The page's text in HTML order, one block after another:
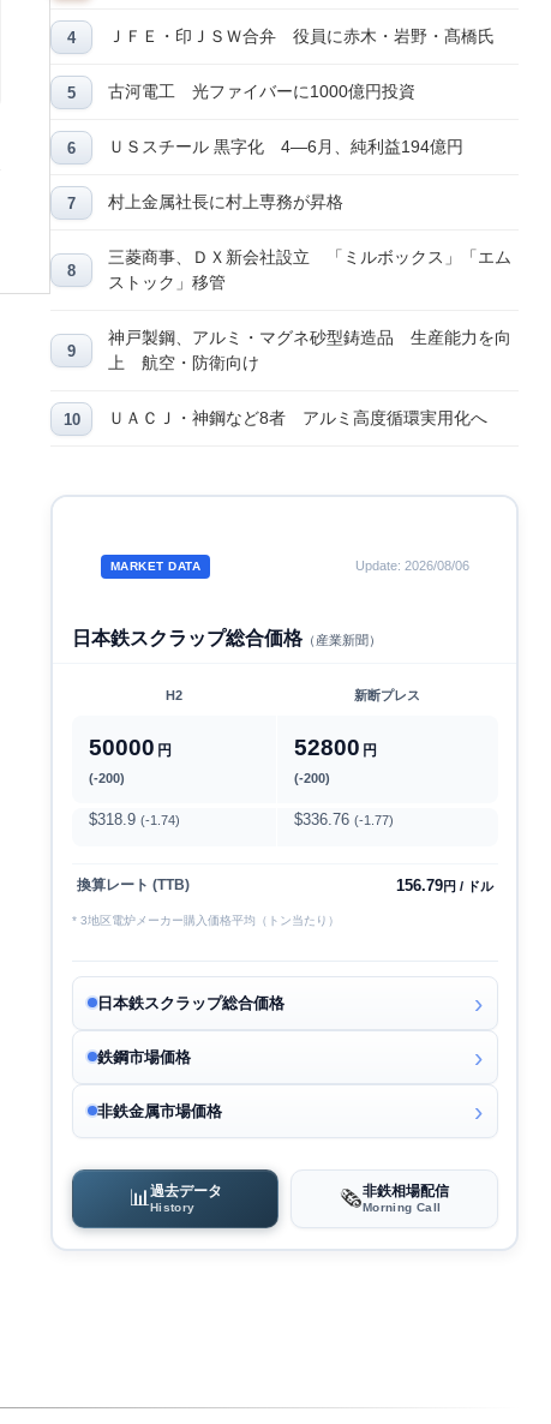
ＪＦＥ・印ＪＳＷ合弁 役員に赤木・岩野・髙橋氏
古河電工 光ファイバーに1000億円投資
ＵＳスチール 黒字化 4―6月、純利益194億円
村上金属社長に村上専務が昇格
三菱商事、ＤＸ新会社設立 「ミルボックス」「エム
ストック」移管
神戸製鋼、アルミ・マグネ砂型鋳造品 生産能力を向
上 航空・防衛向け
ＵＡＣＪ・神鋼など8者 アルミ高度循環実用化へ
MARKET DATA Update: 2026/08/06
日本鉄スクラップ総合価格（産業新聞）
H2 新断プレス
50000 円
(-200)
52800 円
(-200)
$318.9 (-1.74) $336.76 (-1.77)
換算レート (TTB) 156.79円 / ドル
* 3地区電炉メーカー購入価格平均（トン当たり）
日本鉄スクラップ総合価格
鉄鋼市場価格
非鉄金属市場価格
📊 過去データ
History 🗞️非鉄相場配信
Morning Call